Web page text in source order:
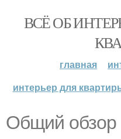
ВСЁ ОБ
главная
интерьер для
Общий обзор